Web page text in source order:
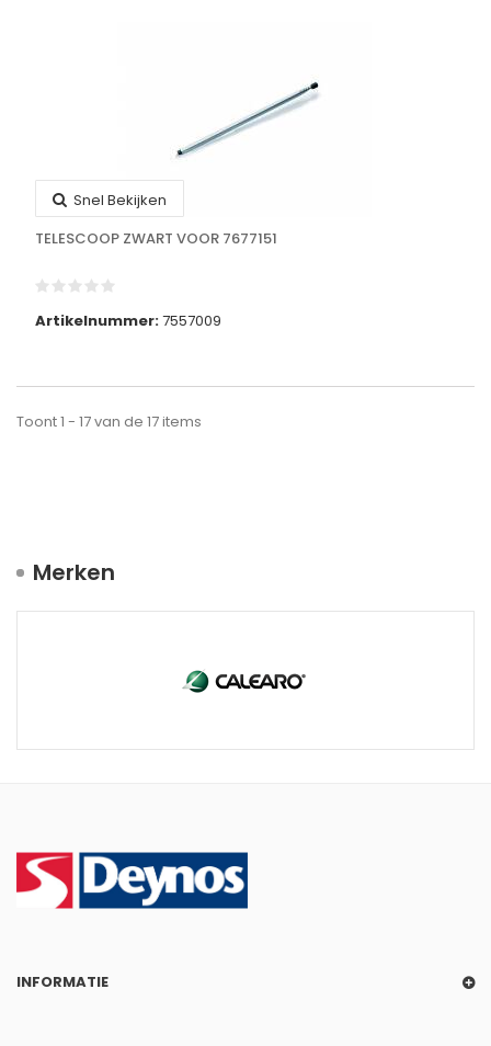
Snel Bekijken
TELESCOOP ZWART VOOR 7677151
Artikelnummer:7557009
Toont 1 - 17 van de 17 items
Merken
INFORMATIE